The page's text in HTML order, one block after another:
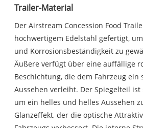
Trailer-Material
Der Airstream Concession Food
hochwertigem Edelstahl gefertigt,
und Korrosionsbeständigkeit zu
Äußere verfügt über eine auffällige
Beschichtung, die dem Fahrzeug ein
Aussehen verleiht. Der Spiegelteil
um ein helles und helles Aussehen
Glanzeffekt, der die optische